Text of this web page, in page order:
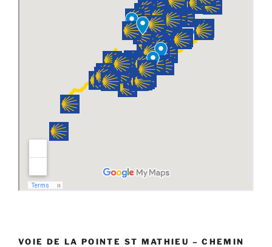
VOIE DE LA POINTE ST MATHIEU – CHEMIN